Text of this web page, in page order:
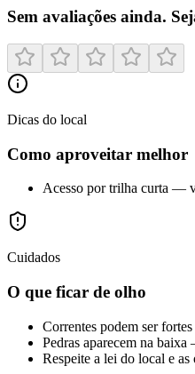
Sem avaliações ainda.
Dicas do local
Como aproveitar melhor
Acesso por trilha curta —
Cuidados
O que ficar de olho
Correntes podem ser
Pedras aparecem na
Respeite a lei do local e as